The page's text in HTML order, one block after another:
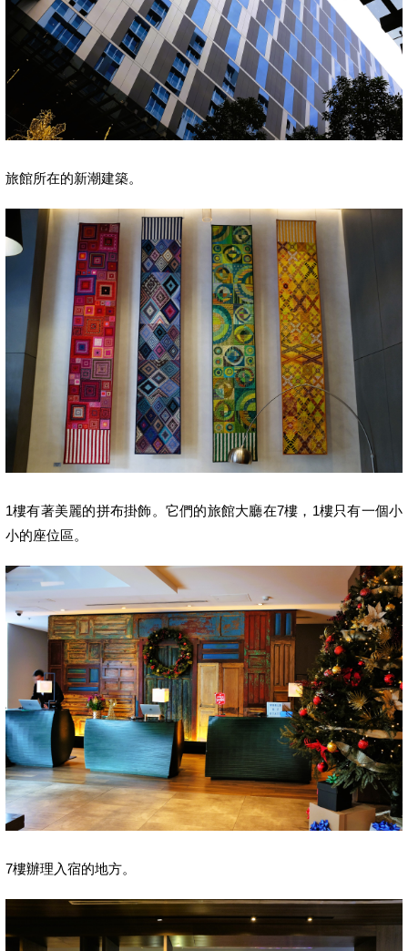
旅館所在的新潮建築。
1樓有著美麗的拼布掛飾。它們的旅館大廳在7樓，1樓只有一個小
小的座位區。
7樓辦理入宿的地方。